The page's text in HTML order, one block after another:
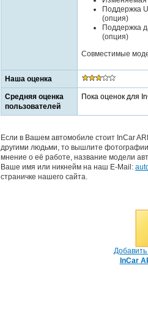
Поддержка
(опция)
Поддержка
(опция)
Совместимые
Наша оценка
Средняя оценка
пользователей
Пока оценок для
Если в Вашем автомобиле стоит InCar
другими людьми, то вышлите
мнение о её работе, название модели
Ваше имя или никнейм на наш E-Mail:
страничке нашего сайта.
InCar